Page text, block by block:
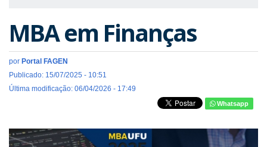
MBA em Finanças
por Portal FAGEN
Publicado: 15/07/2025 - 10:51
Última modificação: 06/04/2026 - 17:49
Whatsapp